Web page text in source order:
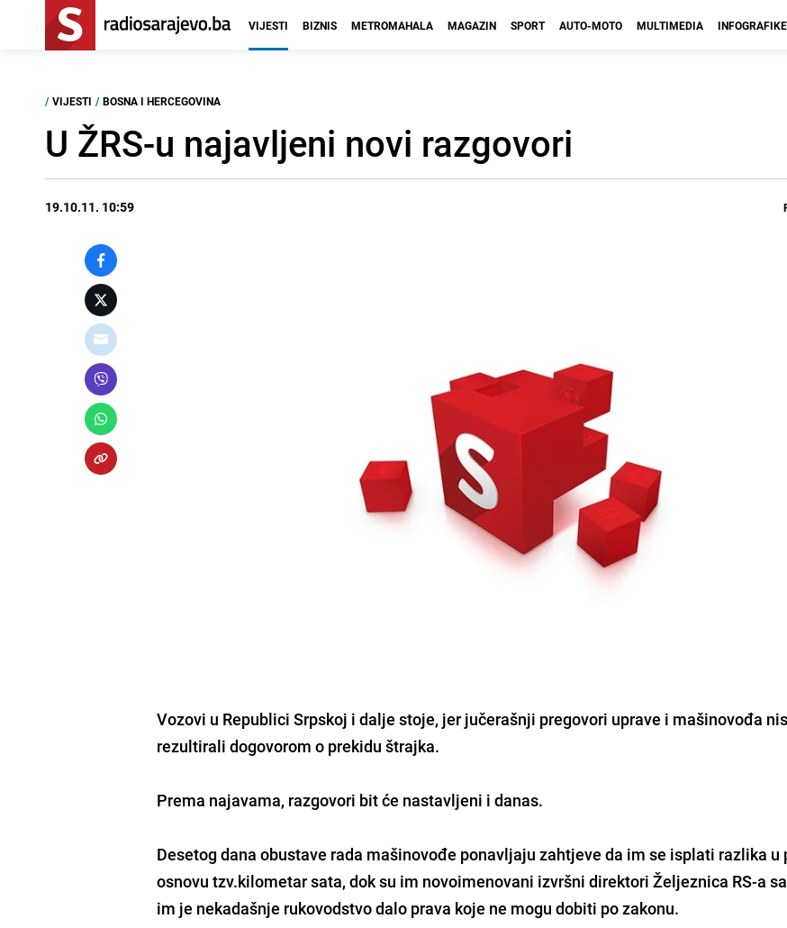
VIJESTI BIZNIS METROMAHALA MAGAZIN SPORT AUTO-MOTO MULTIMEDIA INFOGRAFIKE
/ VIJESTI / BOSNA I HERCEGOVINA
U ŽRS-u najavljeni novi razgovori
19.10.11. 10:59
Vozovi u Republici Srpskoj i dalje stoje, jer jučerašnji pregovori uprave i mašinovođa
rezultirali dogovorom o prekidu štrajka.
Prema najavama, razgovori bit će nastavljeni i danas.
Desetog dana obustave rada mašinovođe ponavljaju zahtjeve da im se isplati razlika u
osnovu tzv.kilometar sata, dok su im novoimenovani izvršni direktori Željeznica RS-a
im je nekadašnje rukovodstvo dalo prava koje ne mogu dobiti po zakonu.